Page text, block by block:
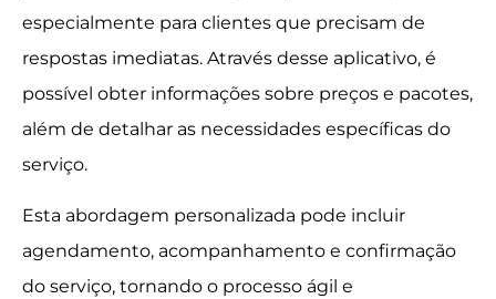
especialmente para clientes que precisam de
respostas imediatas. Através desse aplicativo, é
possível obter informações sobre preços e pacotes,
além de detalhar as necessidades específicas do
serviço.
Esta abordagem personalizada pode incluir
agendamento, acompanhamento e confirmação
do serviço, tornando o processo ágil e